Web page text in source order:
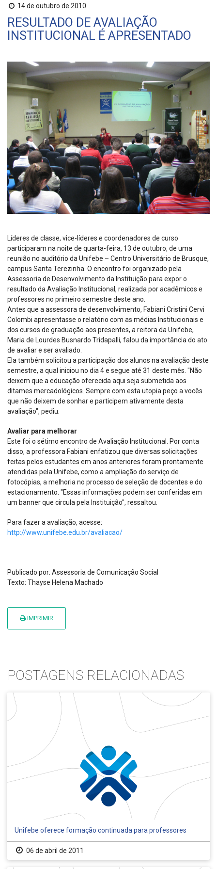
14 de outubro de 2010
RESULTADO DE AVALIAÇÃO
INSTITUCIONAL É APRESENTADO
Líderes de classe, vice-líderes e coordenadores de curso
participaram na noite de quarta-feira, 13 de outubro, de uma
reunião no auditório da Unifebe – Centro Universitário de Brusque,
campus Santa Terezinha. O encontro foi organizado pela
Assessoria de Desenvolvimento da Instituição para expor o
resultado da Avaliação Institucional, realizada por acadêmicos e
professores no primeiro semestre deste ano.
Antes que a assessora de desenvolvimento, Fabiani Cristini Cervi
Colombi apresentasse o relatório com as médias Institucionais e
dos cursos de graduação aos presentes, a reitora da Unifebe,
Maria de Lourdes Busnardo Tridapalli, falou da importância do ato
de avaliar e ser avaliado.
Ela também solicitou a participação dos alunos na avaliação deste
semestre, a qual iniciou no dia 4 e segue até 31 deste mês. "Não
deixem que a educação oferecida aqui seja submetida aos
ditames mercadológicos. Sempre com esta utopia peço a vocês
que não deixem de sonhar e participem ativamente desta
avaliação", pediu.
Avaliar para melhorar
Este foi o sétimo encontro de Avaliação Institucional. Por conta
disso, a professora Fabiani enfatizou que diversas solicitações
feitas pelos estudantes em anos anteriores foram prontamente
atendidas pela Unifebe, como a ampliação do serviço de
fotocópias, a melhoria no processo de seleção de docentes e do
estacionamento. "Essas informações podem ser conferidas em
um banner que circula pela Instituição", ressaltou.
Para fazer a avaliação, acesse:
http://www.unifebe.edu.br/avaliacao/
Publicado por: Assessoria de Comunicação Social
Texto: Thayse Helena Machado
IMPRIMIR
POSTAGENS RELACIONADAS
Unifebe oferece formação continuada para professores
06 de abril de 2011